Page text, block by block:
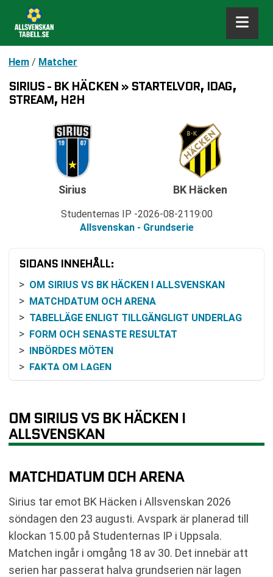
Hem / Matcher
SIRIUS - BK HÄCKEN » STARTELVOR, IDAG,
STREAM, H2H
Sirius
Studenternas IP 2026-08-21 19:00
Allsvenskan - Grundserie
BK Häcken
SIDANS INNEHÅLL:
OM SIRIUS VS BK HÄCKEN I ALLSVENSKAN
MATCHDATUM OCH ARENA
TABELLÄGE ENLIGT TILLGÄNGLIGT UNDERLAG
FORM OCH SENASTE RESULTAT
INBÖRDES MÖTEN
FAKTA OM LAGEN
VIKTIGA FAKTA ATT KÄNNA TILL
VANLIGA FRÅGOR OM SIRIUS VS BK HÄCKEN
RESULTAT INBÖRDES MÖTEN
TABELL
KOMMANDE MATCHER SIRIUS
KOMMANDE MATCHER BK HÄCKEN
RELATERADE NYHETER
OM SIRIUS VS BK HÄCKEN I
ALLSVENSKAN
MATCHDATUM OCH ARENA
Sirius tar emot BK Häcken i Allsvenskan 2026
söndagen den 23 augusti. Avspark är planerad till
klockan 15.00 på Studenternas IP i Uppsala.
Matchen ingår i omgång 18 av 30. Det innebär att
serien har passerat halva grundserien när lagen